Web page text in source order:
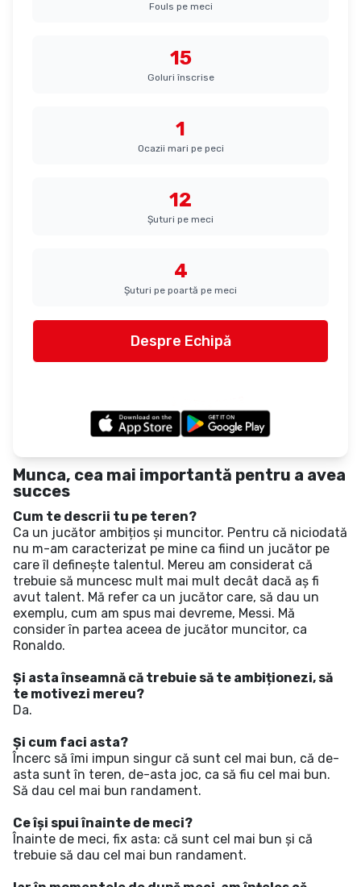
Fouls pe meci
15
Goluri înscrise
1
Ocazii mari pe peci
12
Șuturi pe meci
4
Șuturi pe poartă pe meci
Despre Echipă
Munca, cea mai importantă pentru a avea
succes
Cum te descrii tu pe teren?
Ca un jucător ambițios și muncitor. Pentru că niciodată
nu m-am caracterizat pe mine ca fiind un jucător pe
care îl definește talentul. Mereu am considerat că
trebuie să muncesc mult mai mult decât dacă aș fi
avut talent. Mă refer ca un jucător care, să dau un
exemplu, cum am spus mai devreme, Messi. Mă
consider în partea aceea de jucător muncitor, ca
Ronaldo.
Și asta înseamnă că trebuie să te ambiționezi, să
te motivezi mereu?
Da.
Și cum faci asta?
Încerc să îmi impun singur că sunt cel mai bun, că de-
asta sunt în teren, de-asta joc, ca să fiu cel mai bun.
Să dau cel mai bun randament.
Ce își spui înainte de meci?
Înainte de meci, fix asta: că sunt cel mai bun și că
trebuie să dau cel mai bun randament.